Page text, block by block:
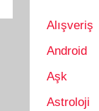
Alışveriş
Android
Aşk
Astroloji